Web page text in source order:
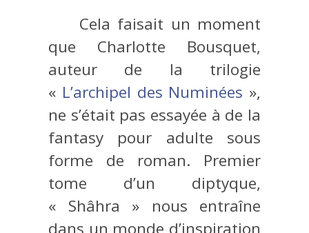
Cela faisait un moment
que Charlotte Bousquet,
auteur de la trilogie
« L’archipel des Numinées »,
ne s’était pas essayée à de la
fantasy pour adulte sous
forme de roman. Premier
tome d’un diptyque,
« Shâhra » nous entraîne